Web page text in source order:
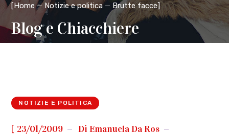
[Home Notizie e politica Brutte facce]
Blog e Chiacchiere
NOTIZIE E POLITICA
[ 23/01/2009 DiEmanuela Da Ros